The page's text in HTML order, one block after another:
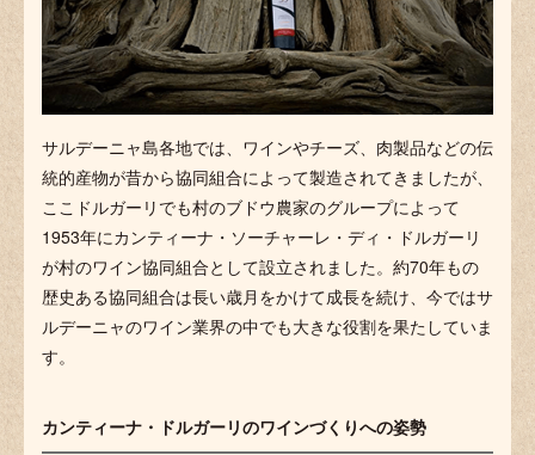
サルデーニャ島各地では、ワインやチーズ、肉製品などの伝
統的産物が昔から協同組合によって製造されてきましたが、
ここドルガーリでも村のブドウ農家のグループによって
1953年にカンティーナ・ソーチャーレ・ディ・ドルガーリ
が村のワイン協同組合として設立されました。約70年もの
歴史ある協同組合は長い歳月をかけて成長を続け、今ではサ
ルデーニャのワイン業界の中でも大きな役割を果たしていま
す。
カンティーナ・ドルガーリのワインづくりへの姿勢